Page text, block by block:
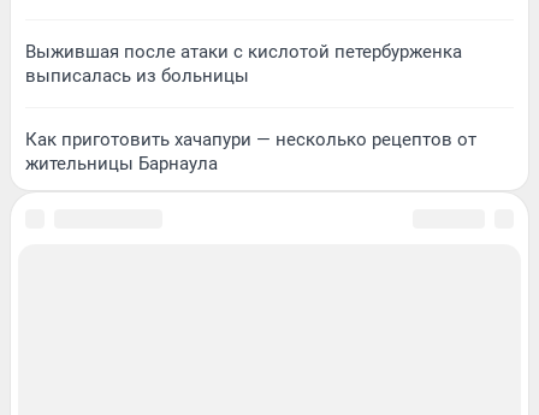
Выжившая после атаки с кислотой петербурженка
выписалась из больницы
Как приготовить хачапури — несколько рецептов от
жительницы Барнаула